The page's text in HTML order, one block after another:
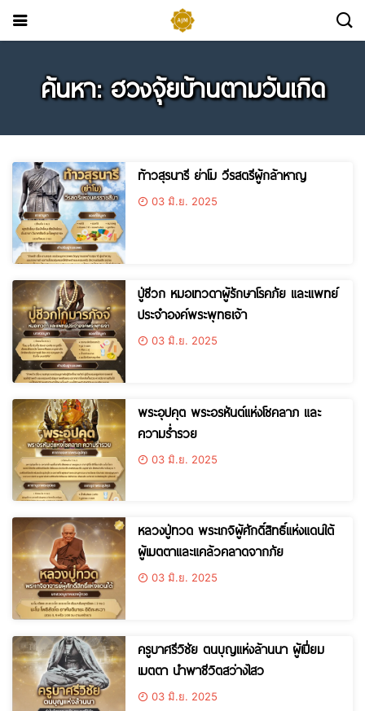
ค้นหา: ฮวงจุ้ยบ้านตามวันเกิด
ท้าวสุรนารี ย่าโม วีรสตรีผู้กล้าหาญ
03 มิ.ย. 2025
ปู่ชีวก หมอเทวดาผู้รักษาโรคภัย และแพทย์
ประจำองค์พระพุทธเจ้า
03 มิ.ย. 2025
พระอุปคุต พระอรหันต์แห่งโชคลาภ และ
ความร่ำรวย
03 มิ.ย. 2025
หลวงปู่ทวด พระเกจิผู้ศักดิ์สิทธิ์แห่งแดนใต้
ผู้เมตตาและแคล้วคลาดจากภัย
03 มิ.ย. 2025
ครูบาศรีวิชัย ตนบุญแห่งล้านนา ผู้เปี่ยม
เมตตา นำพาชีวิตสว่างไสว
03 มิ.ย. 2025